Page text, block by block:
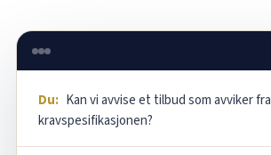
Du: Kan vi avvise et tilbud som avviker fra
kravspesifikasjonen?